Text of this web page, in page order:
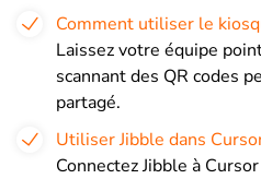
Comment utiliser le
Laissez votre équipe
scannant des QR codes
partagé.
Utiliser Jibble dans
Connectez Jibble à